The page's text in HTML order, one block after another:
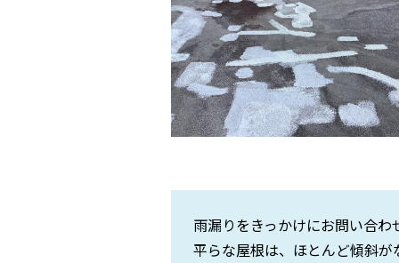
雨漏りをきっかけにお問い合
平らな屋根は、ほとんど傾斜